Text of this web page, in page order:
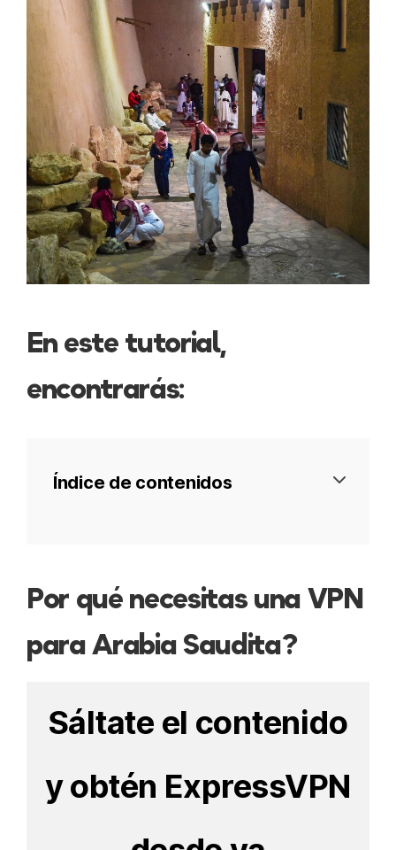
En este tutorial,
encontrarás:
Índice de contenidos
Páginas bloqueadas
Mejores VPN
La más rápida
La más ultra-barata
Por qué necesitas una VPN
para Arabia Saudita?
Sáltate el contenido
y obtén ExpressVPN